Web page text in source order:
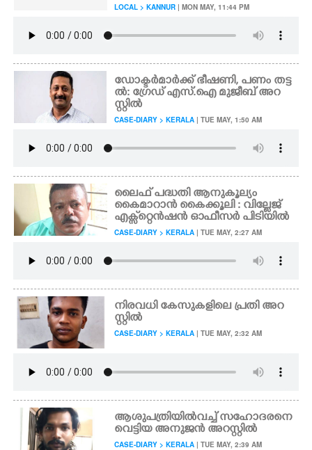
LOCAL > KANNUR | MON MAY, 11:44 PM
ഡോക്ടർമാർക്ക് ഭീഷണി, പണം തട്ട
ൽ: ഗ്രേഡ് എസ്.ഐ മുജീബ് അറ
സ്റ്റിൽ
CASE-DIARY > KERALA | TUE MAY, 1:50 AM
ലൈഫ് പദ്ധതി ആനുകൂല്യം
കൈമാറാൻ കൈക്കൂലി : വില്ലേജ്
എക്സ്‌റ്റെൻഷൻ ഓഫീസർ പിടിയിൽ
CASE-DIARY > KERALA | TUE MAY, 2:27 AM
നിരവധി കേസുകളിലെ പ്രതി അറ
സ്റ്റിൽ
CASE-DIARY > KERALA | TUE MAY, 2:32 AM
ആശുപത്രിയിൽവച്ച് സഹോദരനെ
വെട്ടിയ അനുജൻ അറസ്റ്റിൽ
CASE-DIARY > KERALA | TUE MAY, 2:39 AM